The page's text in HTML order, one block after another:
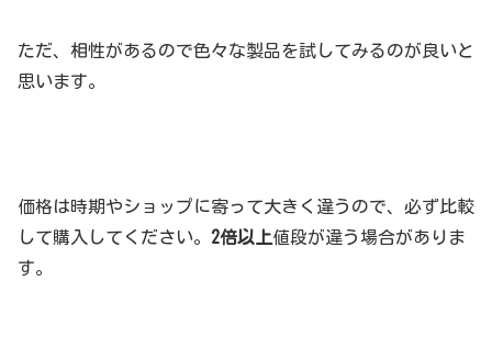
ただ、相性があるので色々な製品を試してみるのが良いと
思います。
価格は時期やショップに寄って大きく違うので、必ず比較
して購入してください。 2倍以上値段が違う場合がありま
す。